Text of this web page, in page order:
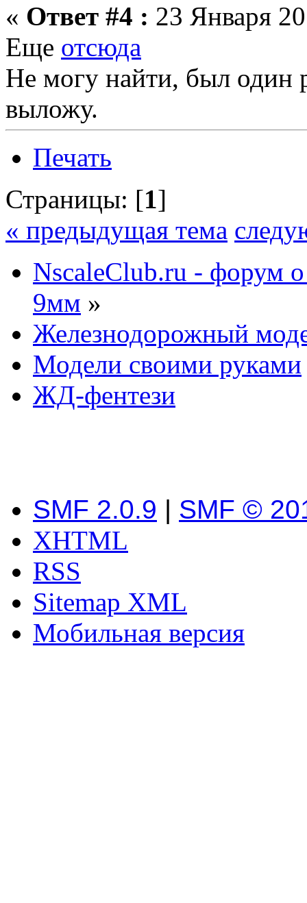
« Ответ #4 : 23 Января
Еще отсюда
Не могу найти, был один
выложу.
Печать
Страницы: [1]
« предыдущая тема
NscaleClub.ru - форум
9мм »
Железнодорожный
Модели своими руками
ЖД-фентези
SMF 2.0.9 | SMF ©
XHTML
RSS
Sitemap XML
Мобильная версия